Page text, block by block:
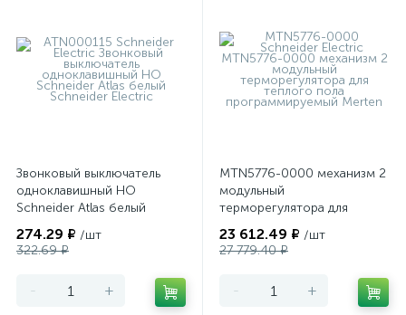
Звонковый выключатель
одноклавишный НО
Schneider Atlas белый
274.29 ₽ /шт
322.69 ₽
- +
MTN5776-0000 механизм 2
модульный
терморегулятора для
программируемый Merten
23 612.49 ₽ /шт
27 779.40 ₽
- +